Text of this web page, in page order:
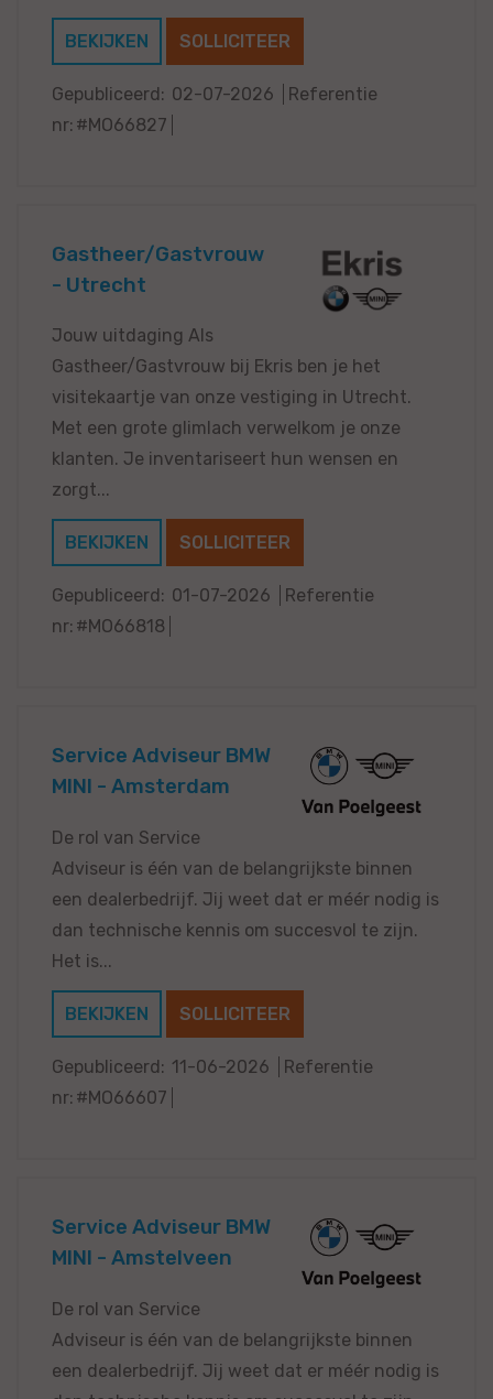
BEKIJKEN SOLLICITEER
Gepubliceerd: 02-07-2026
Referentie
nr: #MO66827
Gastheer/Gastvrouw
- Utrecht
Jouw uitdaging Als
Gastheer/Gastvrouw bij Ekris ben je het
visitekaartje van onze vestiging in Utrecht.
Met een grote glimlach verwelkom je onze
klanten. Je inventariseert hun wensen en
zorgt...
BEKIJKEN SOLLICITEER
Gepubliceerd: 01-07-2026
Referentie
nr: #MO66818
Service Adviseur BMW
MINI - Amsterdam
De rol van Service
Adviseur is één van de belangrijkste binnen
een dealerbedrijf. Jij weet dat er méér nodig is
dan technische kennis om succesvol te zijn.
Het is...
BEKIJKEN SOLLICITEER
Gepubliceerd: 11-06-2026
Referentie
nr: #MO66607
Service Adviseur BMW
MINI - Amstelveen
De rol van Service
Adviseur is één van de belangrijkste binnen
een dealerbedrijf. Jij weet dat er méér nodig is